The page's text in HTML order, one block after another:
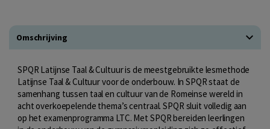
Omschrijving
SPQR Latijnse Taal & Cultuur is de meestgebruikte lesmethode
Latijnse Taal & Cultuur voor de onderbouw. In SPQR staat de
samenhang tussen taal en cultuur van de Romeinse wereld in
acht overkoepelende thema’s centraal. SPQR sluit volledig aan
op het examenprogramma LTC. Met SPQR bereiden leerlingen